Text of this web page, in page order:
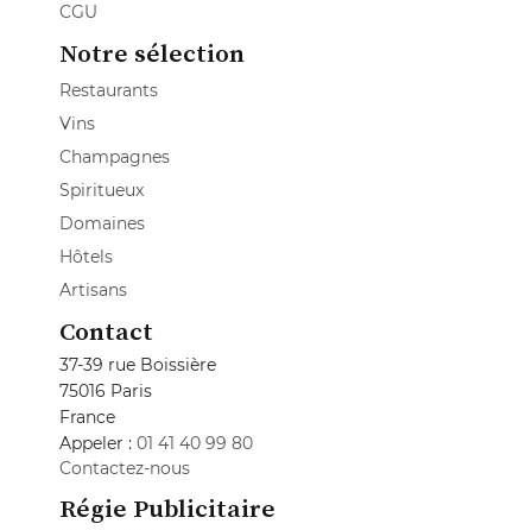
CGU
Notre sélection
Restaurants
Vins
Champagnes
Spiritueux
Domaines
Hôtels
Artisans
Contact
37-39 rue Boissière
75016 Paris
France
Appeler : 01 41 40 99 80
Contactez-nous
Régie Publicitaire